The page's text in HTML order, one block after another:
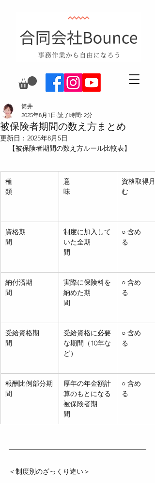
被保険者期間の数え方まとめ
筒井
2025年8月1日 読了時間: 2分
更新日： 2025年8月5日
【被保険者期間の数え方ルール比較表】
種
類
意
味
資格取得月
む
資格期
間
制度に加入して
いた全期
間
○ 含め
る
納付済期
間
実際に保険料を
納めた期
間
○ 含め
る
受給資格期
間
受給資格に必要
な期間（10年な
ど）
○ 含め
る
報酬比例部分期
間
厚年の年金額計
算のもとになる
被保険者期
間
○ 含め
る
＜制度別のざっくり違い＞